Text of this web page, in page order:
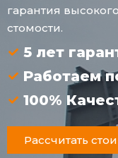
гарантия
стомости.
5 лет
Работаем
100%
Рассчитать